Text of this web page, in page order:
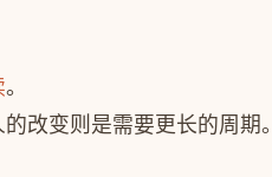
。
改变则是需要更长的周期。